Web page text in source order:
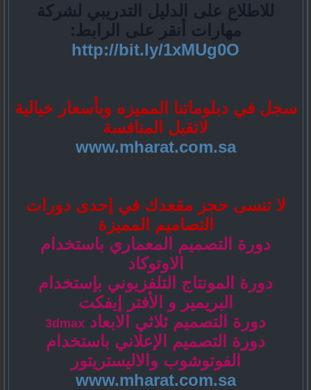
للاطلاع على الدليل التدريبي لشركة
مهارات أنقر على الرابط:
http://bit.ly/1xMUg0O
سجل في دبلوماتنا المميزه وبأسعار خيالية
لاتقبل المنافسة
www.mharat.com.sa
لا تنسى حجز مقعدك في إحدى دورات
التصاميم المميزة
دورة التصميم المعماري باستخدام
الاوتوكاد
دورة المونتاج التلفزيوني بإستخدام
البريمير و الأفتر إيفكت
دورة التصميم ثلاثي الابعاد 3dmax
دورة التصميم الإعلاني باستخدام
الفوتوشوب والاليستريتور
www.mharat.com.sa